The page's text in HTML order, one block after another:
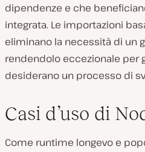
dipendenze e che
integrata. Le importazioni
eliminano la necessità di un
rendendolo eccezionale per
desiderano un processo di
Casi d’uso di
Come runtime longevo e